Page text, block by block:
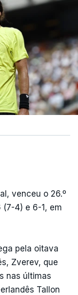
venceu o 26.º
(7-4) e 6-1, em
pela oitava
Zverev, que
nas últimas
Tallon